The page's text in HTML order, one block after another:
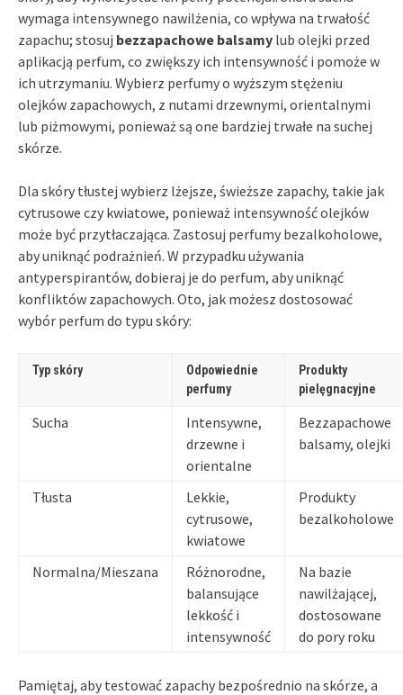
wymaga intensywnego nawilżenia, co wpływa na trwałość
zapachu; stosuj bezzapachowe balsamy lub olejki przed
aplikacją perfum, co zwiększy ich intensywność i pomoże w
ich utrzymaniu. Wybierz perfumy o wyższym stężeniu
olejków zapachowych, z nutami drzewnymi, orientalnymi
lub piżmowymi, ponieważ są one bardziej trwałe na suchej
skórze.
Dla skóry tłustej wybierz lżejsze, świeższe zapachy, takie jak
cytrusowe czy kwiatowe, ponieważ intensywność olejków
może być przytłaczająca. Zastosuj perfumy bezalkoholowe,
aby uniknąć podrażnień. W przypadku używania
antyperspirantów, dobieraj je do perfum, aby uniknąć
konfliktów zapachowych. Oto, jak możesz dostosować
wybór perfum do typu skóry:
Typ skóry
Odpowiednie
perfumy
Produkty
pielęgnacyjne
Sucha
Intensywne,
drzewne i
orientalne
Bezzapachowe
balsamy, olejki
Tłusta
Lekkie,
cytrusowe,
kwiatowe
Produkty
bezalkoholowe
Normalna/Mieszana
Różnorodne,
balansujące
lekkość i
intensywność
Na bazie
nawilżającej,
dostosowane
do pory roku
Pamiętaj, aby testować zapachy bezpośrednio na skórze, a